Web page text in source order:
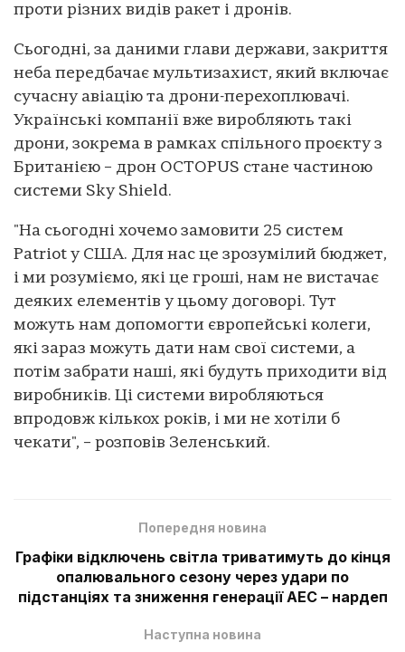
проти різних видів ракет і дронів.
Сьогодні, за даними глави держави, закриття
неба передбачає мультизахист, який включає
сучасну авіацію та дрони-перехоплювачі.
Українські компанії вже виробляють такі
дрони, зокрема в рамках спільного проєкту з
Британією – дрон OCTOPUS стане частиною
системи Sky Shield.
"На сьогодні хочемо замовити 25 систем
Patriot у США. Для нас це зрозумілий бюджет,
і ми розуміємо, які це гроші, нам не вистачає
деяких елементів у цьому договорі. Тут
можуть нам допомогти європейські колеги,
які зараз можуть дати нам свої системи, а
потім забрати наші, які будуть приходити від
виробників. Ці системи виробляються
впродовж кількох років, і ми не хотіли б
чекати", – розповів Зеленський.
Попередня новина
Графіки відключень світла триватимуть до кінця
опалювального сезону через удари по
підстанціях та зниження генерації АЕС – нардеп
Наступна новина